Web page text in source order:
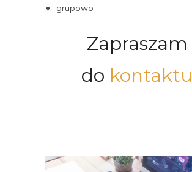
grupowo
Zapraszam
do kontaktu